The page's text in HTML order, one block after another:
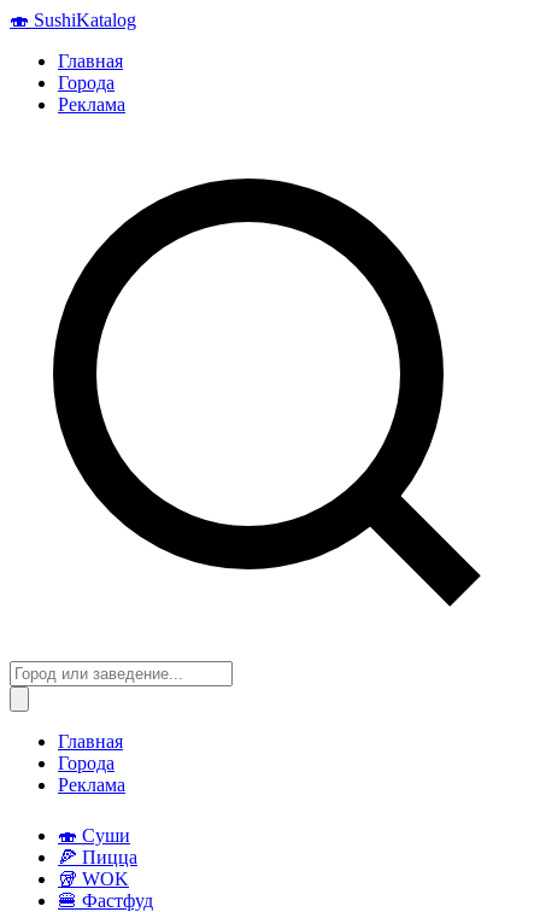
🍣 SushiKatalog
Главная
Города
Реклама
Главная
Города
Реклама
🍣 Суши
🍕 Пицца
🥡 WOK
🍔 Фастфуд